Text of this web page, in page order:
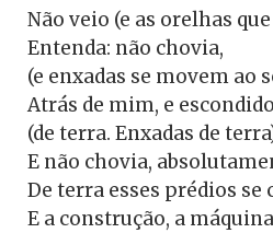
Não veio (e as orelhas
Entenda: não chovia,
(e enxadas se movem ao
Atrás de mim, e
(de terra. Enxadas de
E não chovia,
De terra esses prédios
E a construção, a